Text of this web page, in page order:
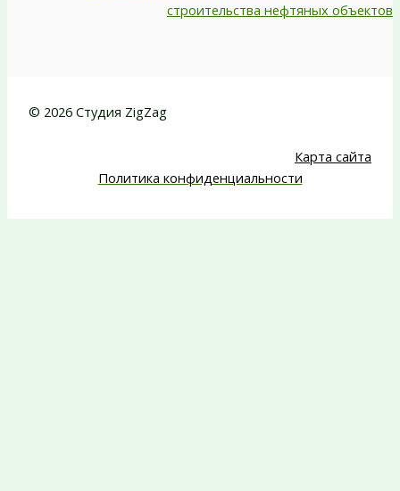
строительства нефтяных объектов
© 2026 Студия ZigZag
Карта сайта
Политика конфиденциальности